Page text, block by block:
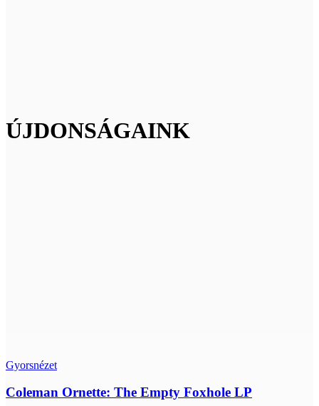
ÚJDONSÁGAINK
Gyorsnézet
Coleman Ornette: The Empty Foxhole LP